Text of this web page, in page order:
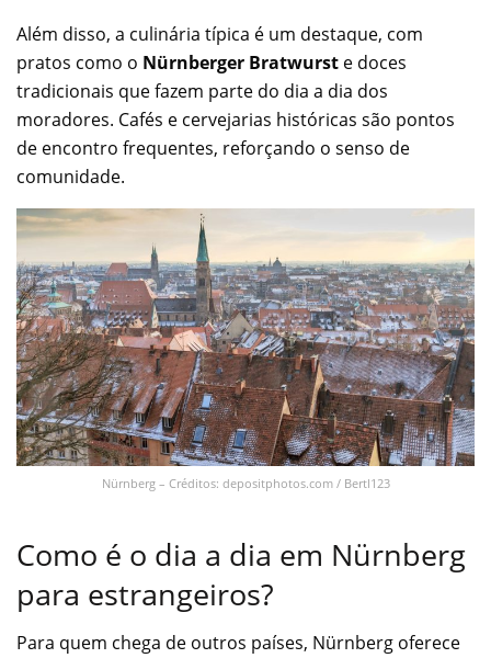
Além disso, a culinária típica é um destaque, com
pratos como o Nürnberger Bratwurst e doces
tradicionais que fazem parte do dia a dia dos
moradores. Cafés e cervejarias históricas são pontos
de encontro frequentes, reforçando o senso de
comunidade.
Nürnberg – Créditos: depositphotos.com / Bertl123
Como é o dia a dia em Nürnberg
para estrangeiros?
Para quem chega de outros países, Nürnberg oferece